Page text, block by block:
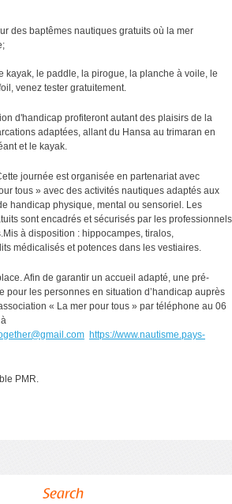
Search
des baptêmes nautiques gratuits où la mer
kayak, le paddle, la pirogue, la planche à voile, le
venez tester gratuitement.
d'handicap profiteront autant des plaisirs de la
adaptées, allant du Hansa au trimaran en
et le kayak.
journée est organisée en partenariat avec
tous » avec des activités nautiques adaptés aux
handicap physique, mental ou sensoriel. Les
sont encadrés et sécurisés par les professionnels
à disposition : hippocampes, tiralos,
médicalisés et potences dans les vestiaires.
Afin de garantir un accueil adapté, une pré-
pour les personnes en situation d’handicap auprès
« La mer pour tous » par téléphone au 06
https://www.nautisme.pays-
PMR.